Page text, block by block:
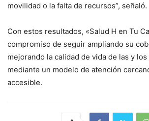
movilidad o la falta de recursos”, señaló.
Con estos resultados, «Salud H en Tu
compromiso de seguir ampliando su
mejorando la calidad de vida de las y
mediante un modelo de atención
accesible.